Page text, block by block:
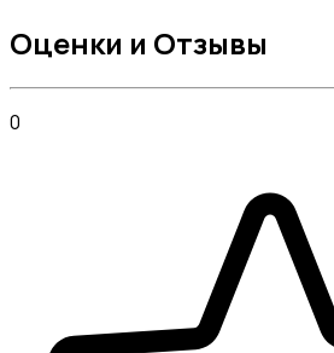
Оценки и Отзывы
0